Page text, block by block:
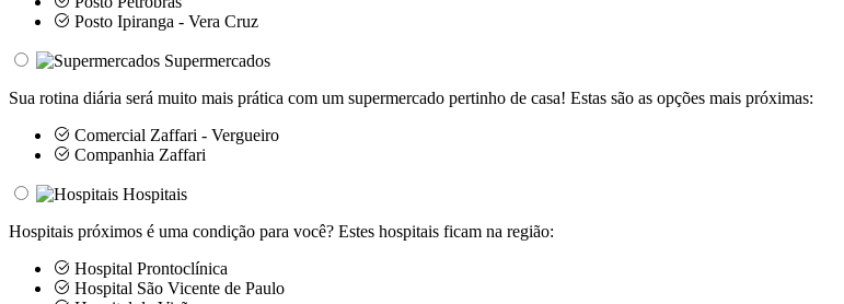
Posto Ipiranga - Vera Cruz
Supermercados
Sua rotina diária será muito mais prática com um supermercado pertinho de casa! Estas são as opções mais próximas:
Comercial Zaffari - Vergueiro
Companhia Zaffari
Hospitais
Hospitais próximos é uma condição para você? Estes hospitais ficam na região:
Hospital Prontoclínica
Hospital São Vicente de Paulo